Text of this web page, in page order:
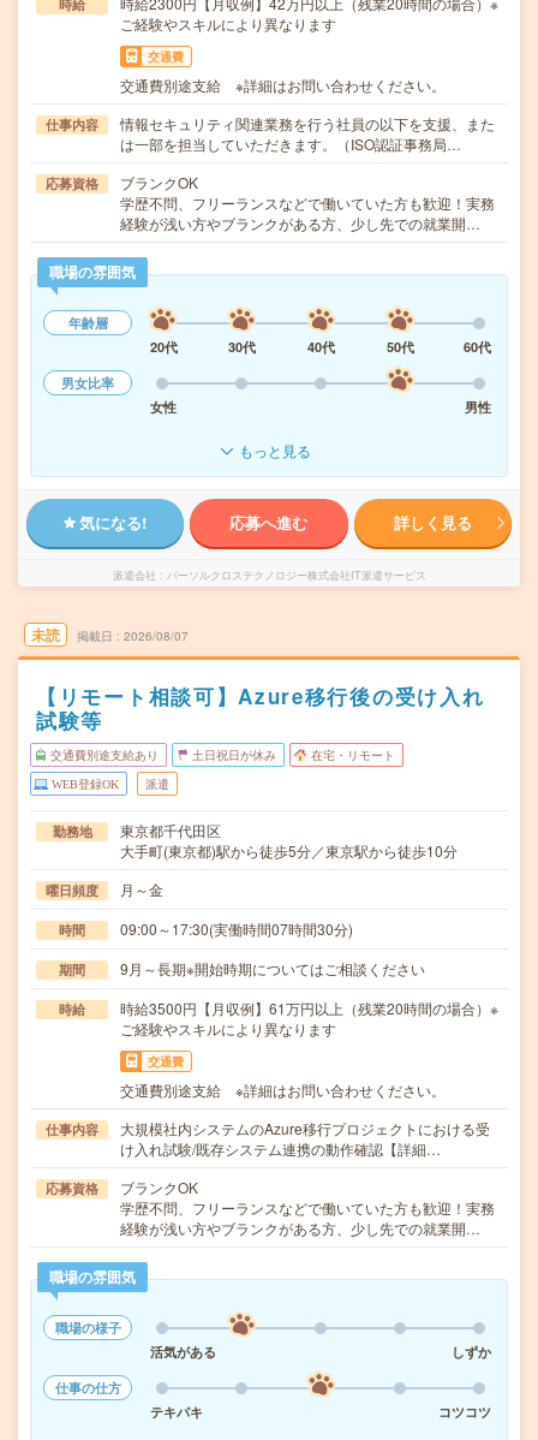
時給
ご経験やスキルにより異なります
交通費
交通費別途支給 ※詳細はお問い合わせください。
仕事内容
情報セキュリティ関連業務を行う社員の以下を支援、また
は一部を担当していただきます。（ISO認証事務局…
応募資格
ブランクOK
学歴不問、フリーランスなどで働いていた方も歓迎！実務
経験が浅い方やブランクがある方、少し先での就業開…
職場の雰囲気
年齢層
20代
30代 40代 50代
60代
男女比率
女性
男性
もっと見る
気になる! 応募へ進む 詳しく見る
派遣会社 パーソルクロステクノロジー株式会社IT派遣サービス
未読 掲載日 2026/08/07
【リモート相談可】Azure移行後の受け入れ
試験等
交通費別途支給あり 土日祝日が休み 在宅・リモート
WEB登録OK 派遣
勤務地
東京都千代田区
大手町(東京都)駅から徒歩5分／東京駅から徒歩10分
曜日頻度 月～金
時間 09:00～17:30(実働時間07時間30分)
期間 9月～長期※開始時期についてはご相談ください
時給
時給3500円【月収例】61万円以上（残業20時間の場合）※
ご経験やスキルにより異なります
交通費
交通費別途支給 ※詳細はお問い合わせください。
仕事内容
大規模社内システムのAzure移行プロジェクトにおける受
け入れ試験/既存システム連携の動作確認【詳細…
応募資格
ブランクOK
学歴不問、フリーランスなどで働いていた方も歓迎！実務
経験が浅い方やブランクがある方、少し先での就業開…
職場の雰囲気
職場の様子
活気がある
しずか
仕事の仕方
テキパキ
コツコツ